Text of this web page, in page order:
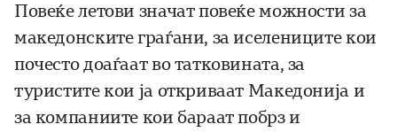
Повеќе летови значат повеќе можности за
македонските граѓани, за иселениците кои
почесто доаѓаат во татковината, за
туристите кои ја откриваат Македонија и
за компаниите кои бараат побрз и